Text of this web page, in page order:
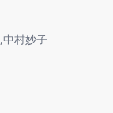
,中村妙子